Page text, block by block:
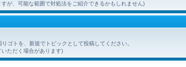
が、可能な範囲で対処法をご紹介できるかもしれません)
ゴトを、新規でトピックとして投稿してください。
ただく場合があります)